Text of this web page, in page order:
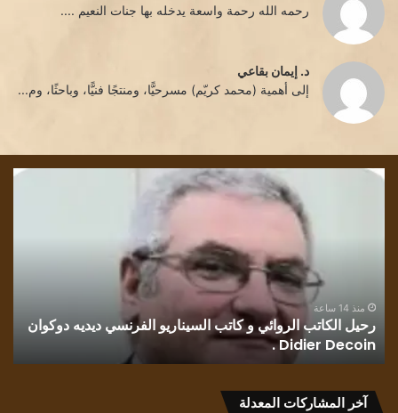
رحمه الله رحمة واسعة يدخله بها جنات النعيم ....
د. إيمان بقاعي
إلى أهمية (محمد كريّم) مسرحيًّا، ومنتجًا فنيًّا، وباحثًا، وم...
رحيل
ديديه
دوكوان
Didier
Decoin
منذ 14 ساعة
رحيل الكاتب الروائي و كاتب السيناريو الفرنسي ديديه دوكوان
Didier Decoin .
آخر المشاركات المعدلة